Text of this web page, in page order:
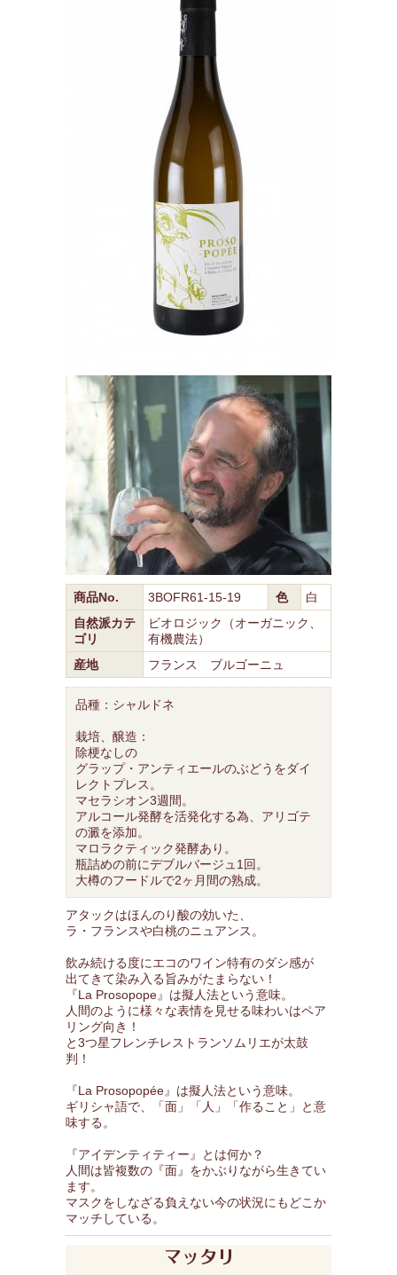
商品No. 3BOFR61-15-19 色
白
自然派カテ
ゴリ
ビオロジック（オーガニック、
有機農法）
産地
フランス ブルゴーニュ
品種：シャルドネ
栽培、醸造：
除梗なしの
グラップ・アンティエールのぶどうをダイ
レクトプレス。
マセラシオン3週間。
アルコール発酵を活発化する為、アリゴテ
の澱を添加。
マロラクティック発酵あり。
瓶詰めの前にデブルバージュ1回。
大樽のフードルで2ヶ月間の熟成。
アタックはほんのり酸の効いた、
ラ・フランスや白桃のニュアンス。
飲み続ける度にエコのワイン特有のダシ感が
出てきて染み入る旨みがたまらない！
『La Prosopope』は擬人法という意味。
人間のように様々な表情を見せる味わいはペア
リング向き！
と3つ星フレンチレストランソムリエが太鼓
判！
『La Prosopopée』は擬人法という意味。
ギリシャ語で、「面」「人」「作ること」と意
味する。
『アイデンティティー』とは何か？
人間は皆複数の『面』をかぶりながら生きてい
ます。
マスクをしなざる負えない今の状況にもどこか
マッチしている。